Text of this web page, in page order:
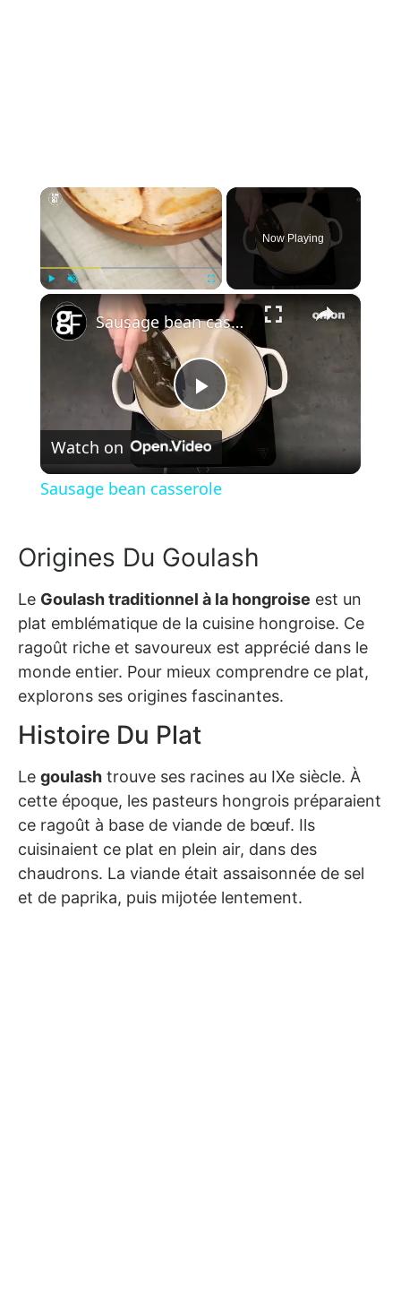
×
Fullscreen
Now Playing
×
Play Video
Sausage bean casserole
Watch on
Sausage bean casserole
Origines Du Goulash
Le Goulash traditionnel à la hongroise est un
plat emblématique de la cuisine hongroise. Ce
ragoût riche et savoureux est apprécié dans le
monde entier. Pour mieux comprendre ce plat,
explorons ses origines fascinantes.
Histoire Du Plat
Le goulash trouve ses racines au IXe siècle. À
cette époque, les pasteurs hongrois préparaient
ce ragoût à base de viande de bœuf. Ils
cuisinaient ce plat en plein air, dans des
chaudrons. La viande était assaisonnée de sel
et de paprika, puis mijotée lentement.